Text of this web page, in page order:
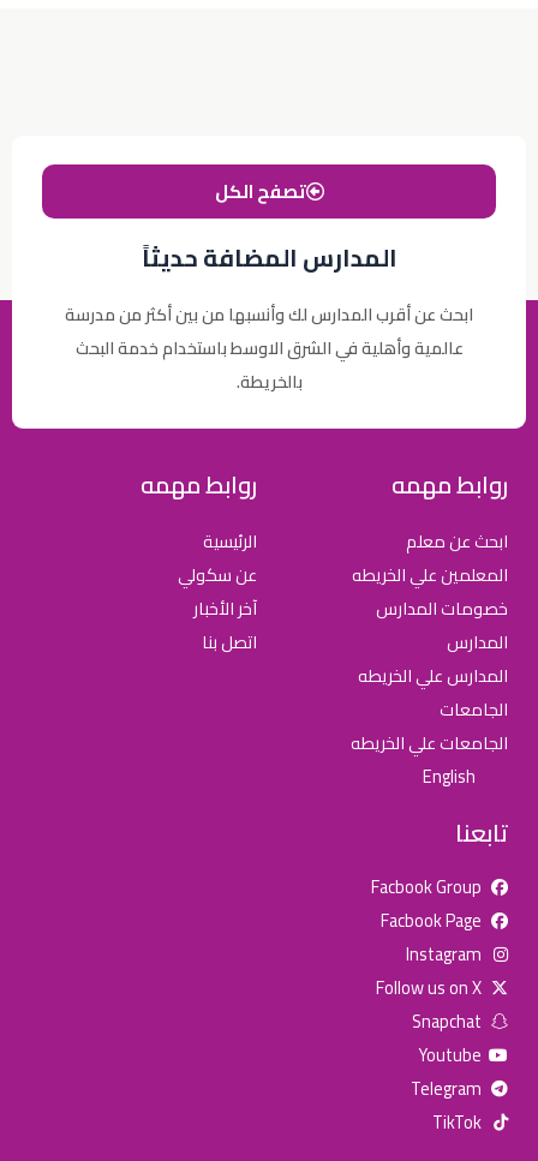
المدارس المضافة حديثاً
ابحث عن أقرب المدارس لك وأنسبها من بين أكثر من مدرسة
عالمية وأهلية في الشرق الاوسط باستخدام خدمة البحث
بالخريطة.
تصفح الكل
روابط مهمه
ابحث عن معلم
المعلمين علي الخريطه
خصومات المدارس
المدارس
المدارس علي الخريطه
الجامعات
الجامعات علي الخريطه
English
روابط مهمه
الرئيسية
عن سكولي
آخر الأخبار
اتصل بنا
تابعنا
Facbook Group
Facbook Page
Instagram
Follow us on X
Snapchat
Youtube
Telegram
TikTok
للإعلان على منصة سكولي وجروب مدارس عالمية وأهلية يشرفنا